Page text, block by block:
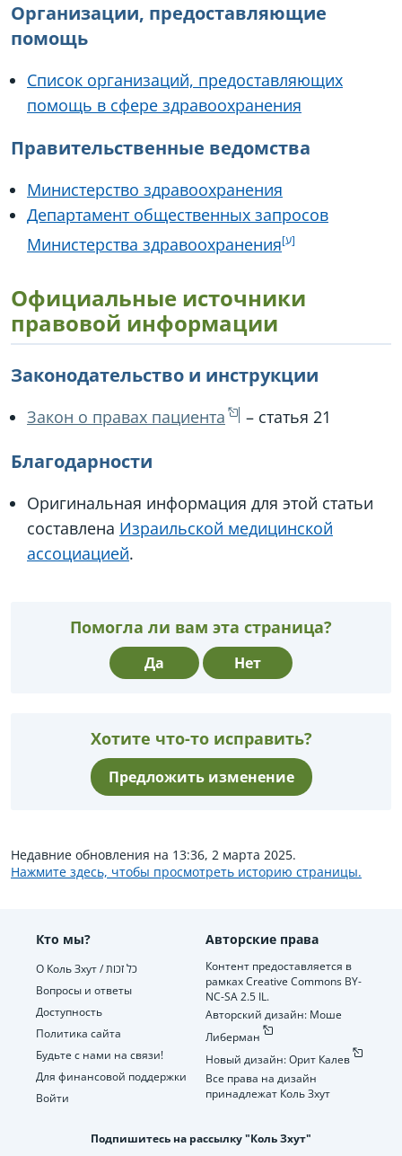
Организации, предоставляющие
помощь
Список организаций, предоставляющих
помощь в сфере здравоохранения
Правительственные ведомства
Министерство здравоохранения
Департамент общественных запросов
Министерства здравоохранения
Официальные источники
правовой информации
Законодательство и инструкции
Закон о правах пациента – статья 21
Благодарности
Оригинальная информация для этой статьи
составлена Израильской медицинской
ассоциацией.
Помогла ли вам эта страница?
Да Нет
Хотите что-то исправить?
Предложить изменение
Недавние обновления на 13:36, 2 марта 2025.
Нажмите здесь, чтобы просмотреть историю страницы.
Кто мы?
О Коль Зхут / כל זכות
Вопросы и ответы
Доступность
Политика сайта
Будьте с нами на связи!
Для финансовой поддержки
Войти
Авторские права
Контент предоставляется в
рамках Creative Commons BY-
NC-SA 2.5 IL.
Авторский дизайн: Моше
Либерман
Новый дизайн: Орит Калев
Все права на дизайн
принадлежат Коль Зхут
Подпишитесь на рассылку "Коль Зхут"